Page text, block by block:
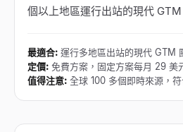
個以上地區運行出站的現代 GTM
最適合: 運行多地區出站的現代 GTM
定價: 免費方案，固定方案每月 29 美
值得注意: 全球 100 多個即時來源，符